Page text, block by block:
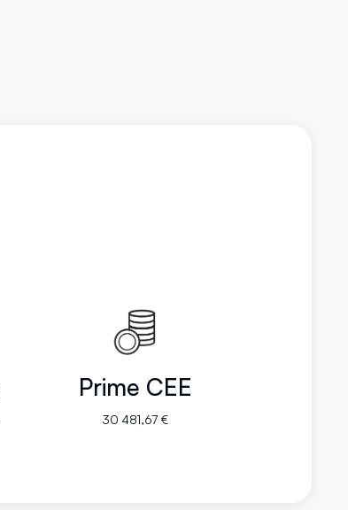
Prime CEE
30 481,67 €